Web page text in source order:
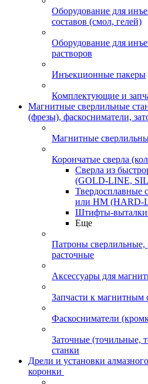
Оборудование для
составов (смол, гелей)
Оборудование для
растворов
Инъекционные пакеры
Комплектующие и
Магнитные сверлильные
(фрезы), фаскосниматели,
Магнитные
Корончатые сверла
Сверла из
(GOLD-LINE,
Твердосплавные
или HM (HARD-
Штифты-
Еще
Патроны сверлильные,
расточные
Аксессуары для
Запчасти к магнитным
Фаскосниматели
Заточные (точильные,
станки
Дрели и установки
коронки